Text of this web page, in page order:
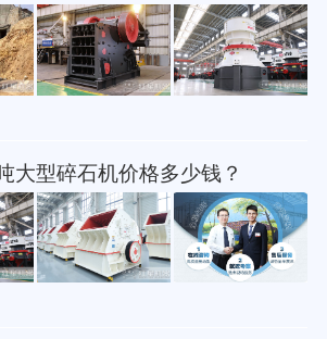
大型碎石机价格多少钱？